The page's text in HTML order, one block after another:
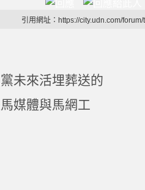
引用網址：https://city.udn.com/
未來活埋葬送的
媒體與馬網工